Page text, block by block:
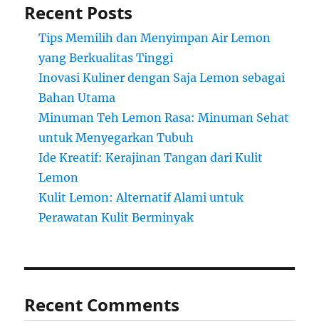
Recent Posts
Tips Memilih dan Menyimpan Air Lemon
yang Berkualitas Tinggi
Inovasi Kuliner dengan Saja Lemon sebagai
Bahan Utama
Minuman Teh Lemon Rasa: Minuman Sehat
untuk Menyegarkan Tubuh
Ide Kreatif: Kerajinan Tangan dari Kulit
Lemon
Kulit Lemon: Alternatif Alami untuk
Perawatan Kulit Berminyak
Recent Comments